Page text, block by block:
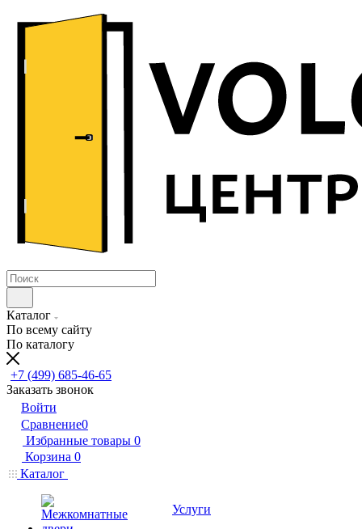
Каталог
По всему сайту
По каталогу
+7 (499) 685-46-65
Заказать звонок
Войти
Сравнение0
Избранные товары 0
Корзина 0
Каталог
Услуги